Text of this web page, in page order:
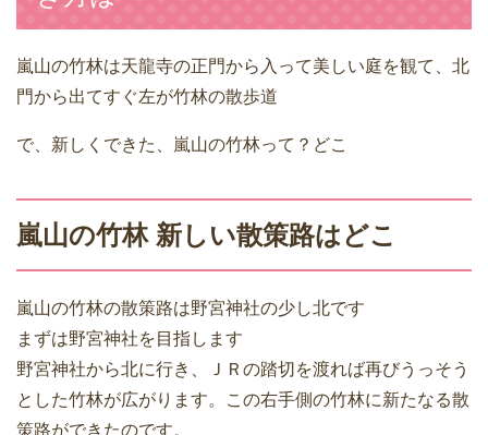
嵐山の竹林は天龍寺の正門から入って美しい庭を観て、北
門から出てすぐ左が竹林の散歩道
で、新しくできた、嵐山の竹林って？どこ
嵐山の竹林 新しい散策路はどこ
嵐山の竹林の散策路は野宮神社の少し北です
まずは野宮神社を目指します
野宮神社から北に行き、ＪＲの踏切を渡れば再びうっそう
とした竹林が広がります。この右手側の竹林に新たなる散
策路ができたのです。